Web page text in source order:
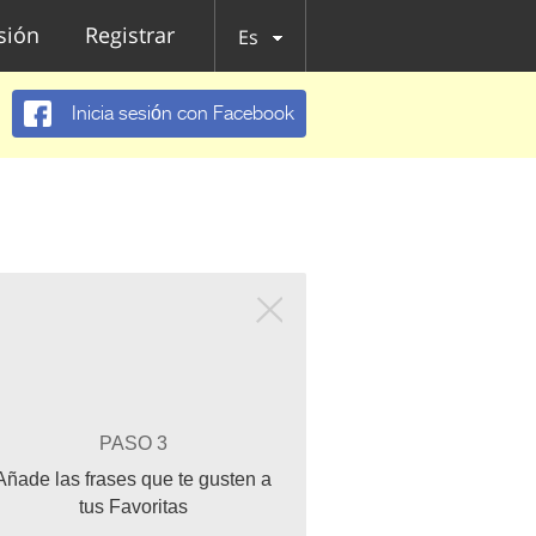
Registrar Es
Inicia sesión con Facebook
PASO 3
las frases que te gusten a
tus Favoritas